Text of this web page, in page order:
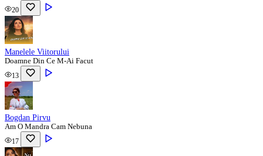
20
Manelele Viitorului
Doamne Din Ce M-Ai Facut
13
Bogdan Pirvu
Am O Mandra Cam Nebuna
17